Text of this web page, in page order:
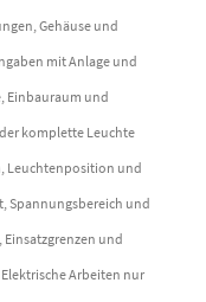
Gehäuse und
mit Anlage und
Einbauraum und
komplette Leuchte
Leuchtenposition und
Spannungsbereich und
Einsatzgrenzen und
Elektrische Arbeiten nur